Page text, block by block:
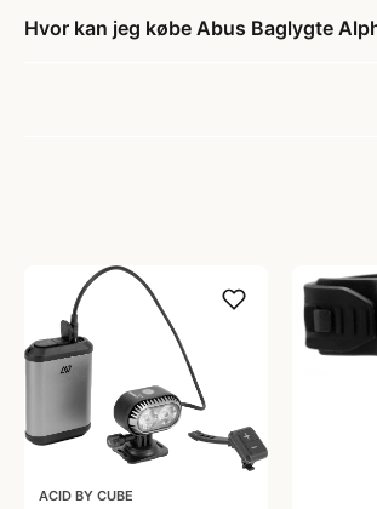
Hvor kan jeg købe Abus Baglygte
ACID BY CUBE